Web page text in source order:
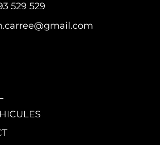
529 529